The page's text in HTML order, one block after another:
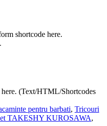
shortcode here.
(Text/HTML/Shortcodes
pentru barbati, Tricouri
TAKESHY KUROSAWA,